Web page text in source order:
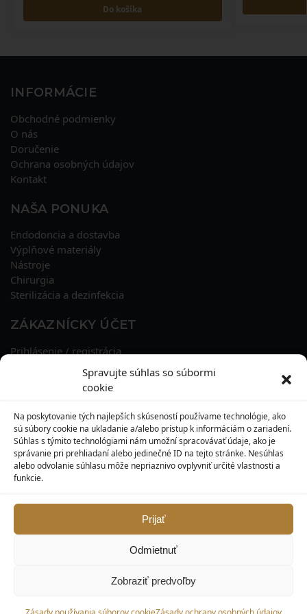
Spravujte súhlas so súbormi
cookie
Na poskytovanie tých najlepších skúseností používame technológie, ako
sú súbory cookie na ukladanie a/alebo prístup k informáciám o zariadení.
Súhlas s týmito technológiami nám umožní spracovávať údaje, ako je
správanie pri prehliadaní alebo jedinečné ID na tejto stránke. Nesúhlas
alebo odvolanie súhlasu môže nepriaznivo ovplyvniť určité vlastnosti a
funkcie.
Prijať
Odmietnuť
Zobraziť predvoľby
Do košíka
INFORMÁCIE
Obchodné podmienky
O nás
Doručenie
Ochrana osobných údajov
Kontakt
NAŠA PONUKA
Endodoncia a dostavba
Výplňové materiály
Nástroje
Chirurgia
Sterilizácia a dezinfekcia
ZÁKAZNÍCKY ÚČET
Prihlásenie / registrácia
História objednávok
Zľavové kupóny
KONTAKT
MAXILO DENTAL, s. r. o.